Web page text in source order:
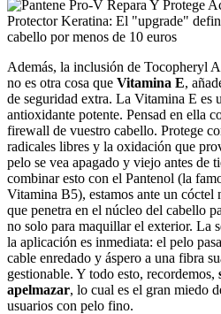
Además, la inclusión de Tocopheryl
no es otra cosa que Vitamina E,
de seguridad extra. La Vitamina E es
antioxidante potente. Pensad en ella
firewall de vuestro cabello. Protege
radicales libres y la oxidación que
pelo se vea apagado y viejo antes de
combinar esto con el Pantenol (la
Vitamina B5), estamos ante un cóctel
que penetra en el núcleo del cabello
no solo para maquillar el exterior. La
la aplicación es inmediata: el pelo
cable enredado y áspero a una fibra
gestionable. Y todo esto, recordemos,
apelmazar, lo cual es el gran miedo
usuarios con pelo fino.